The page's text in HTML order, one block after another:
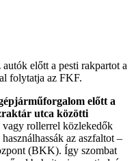
előtt a pesti rakpartot a
folytatja az FKF.
előtt a
utca közötti
rollerrel közlekedők
az aszfaltot –
(BKK). Így szombat